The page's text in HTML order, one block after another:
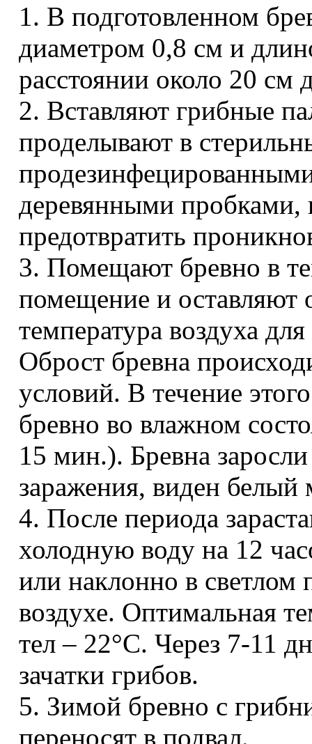
1. В подготовленном
диаметром 0,8 см и
расстоянии около 20 см
2. Вставляют грибные
проделывают в
деревянными пробками,
предотвратить
3. Помещают бревно в
помещение и оставляют
температура воздуха
Оброст бревна
условий. В течение
бревно во влажном
15 мин.). Бревна
заражения, виден
4. После периода
холодную воду на 12
или наклонно в
воздухе. Оптимальная
тел – 22°С. Через 7-11
зачатки грибов.
5. Зимой бревно с
переносят в подвал.